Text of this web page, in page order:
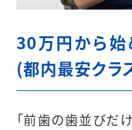
30万円から
(都内最安クラ
「前歯の歯並びだ